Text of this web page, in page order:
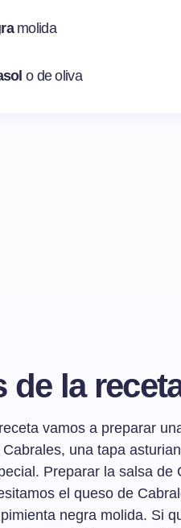
molida
o de oliva
de la
vamos a preparar
una tapa
Preparar la salsa
el queso de
negra molida. Si